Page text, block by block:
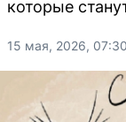
которые
15 мая, 2026, 07:30